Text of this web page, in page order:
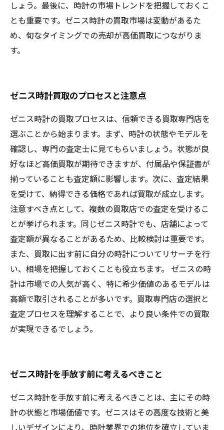
しょう。最後に、時計の市場トレンドを把握しておくこ
とも重要です。ゼニス時計の買取市場は変動があるた
め、旬なタイミングでの売却が高価買取につながりま
す。
ゼニス時計買取のプロセスと注意点
ゼニス時計の買取プロセスは、信頼できる買取専門店を
選ぶことから始まります。まず、時計の状態やモデルを
確認し、専門の査定士に見てもらいましょう。状態が良
好なほど高価買取が期待できますが、付属品や保証書が
揃っていることも査定額に影響します。次に、査定結果
を受けて、納得できる価格であれば買取が成立します。
注意すべき点として、複数の買取店での査定を受けるこ
とが挙げられます。同じゼニス時計でも、店舗によって
査定額が異なることがあるため、比較検討は重要です。
また、買取に出す前に自分の時計についてリサーチを行
い、相場を把握しておくことも役立ちます。 ゼニスの時
計は市場での人気が高く、特に希少価値のあるモデルは
高額で取引されることが多いです。買取専門店の選択と
査定プロセスを理解することで、より良い条件での買取
が実現できるでしょう。
ゼニス時計を手放す前に考えるべきこと
ゼニス時計を手放す前に考えるべきことは、主にその時
計の状態と市場価値です。ゼニスはその高度な技術と美
しいデザインにより、時計業界での地位を確立していま